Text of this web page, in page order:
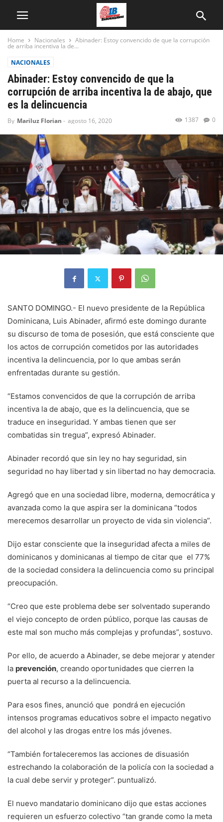
Home Nacionales Abinader: Estoy convencido de que la corrupción
de arriba incentiva la de...
NACIONALES
Abinader: Estoy convencido de que la
corrupción de arriba incentiva la de abajo, que
es la delincuencia
By Mariluz Florian - agosto 16, 2020 0
1387
SANTO DOMINGO.- El nuevo presidente de la República
Dominicana, Luis Abinader, afirmó este domingo durante
su discurso de toma de posesión, que está consciente que
los actos de corrupción cometidos por las autoridades
incentiva la delincuencia, por lo que ambas serán
enfrentadas durante su gestión.
“Estamos convencidos de que la corrupción de arriba
incentiva la de abajo, que es la delincuencia, que se
traduce en inseguridad. Y ambas tienen que ser
combatidas sin tregua”, expresó Abinader.
Abinader recordó que sin ley no hay seguridad, sin
seguridad no hay libertad y sin libertad no hay democracia.
Agregó que en una sociedad libre, moderna, democrática y
avanzada como la que aspira ser la dominicana “todos
merecemos desarrollar un proyecto de vida sin violencia”.
Dijo estar consciente que la inseguridad afecta a miles de
dominicanos y dominicanas al tiempo de citar que el 77%
de la sociedad considera la delincuencia como su principal
preocupación.
“Creo que este problema debe ser solventado superando
el viejo concepto de orden público, porque las causas de
este mal son mucho más complejas y profundas”, sostuvo.
Por ello, de acuerdo a Abinader, se debe mejorar y atender
la prevención, creando oportunidades que cierren la
puerta al recurso a la delincuencia.
Para esos fines, anunció que pondrá en ejecución
intensos programas educativos sobre el impacto negativo
del alcohol y las drogas entre los más jóvenes.
“También fortaleceremos las acciones de disuasión
estrechando la colaboración de la policía con la sociedad a
la cual debe servir y proteger”. puntualizó.
El nuevo mandatario dominicano dijo que estas acciones
requieren un esfuerzo colectivo “tan grande como la meta